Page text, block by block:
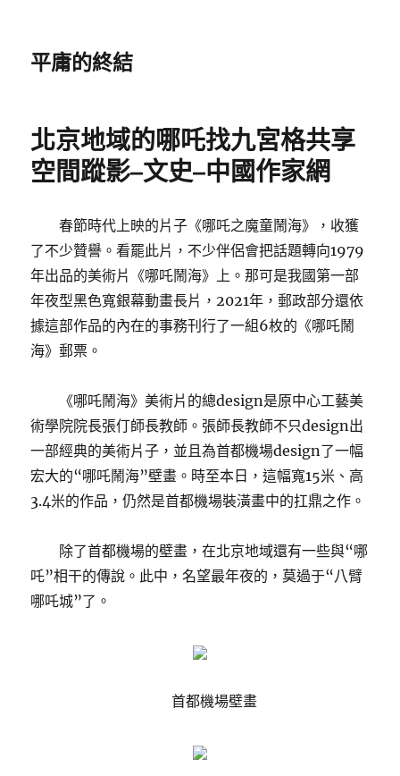
平庸的終結
北京地域的哪吒找九宮格共享
空間蹤影–文史–中國作家網
春節時代上映的片子《哪吒之魔童鬧海》，收獲
了不少贊譽。看罷此片，不少伴侶會把話題轉向1979
年出品的美術片《哪吒鬧海》上。那可是我國第一部
年夜型黑色寬銀幕動畫長片，2021年，郵政部分還依
據這部作品的內在的事務刊行了一組6枚的《哪吒鬧
海》郵票。
《哪吒鬧海》美術片的總design是原中心工藝美
術學院院長張仃師長教師。張師長教師不只design出
一部經典的美術片子，並且為首都機場design了一幅
宏大的“哪吒鬧海”壁畫。時至本日，這幅寬15米、高
3.4米的作品，仍然是首都機場裝潢畫中的扛鼎之作。
除了首都機場的壁畫，在北京地域還有一些與“哪
吒”相干的傳說。此中，名望最年夜的，莫過于“八臂
哪吒城”了。
首都機場壁畫